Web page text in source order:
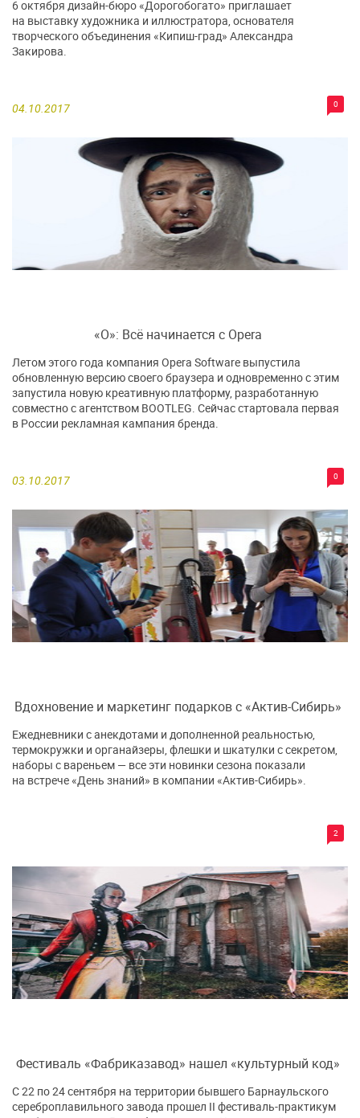
04.10.2017 0
6 октября дизайн-бюро «Дорогобогато» приглашает
на выставку художника и иллюстратора, основателя
творческого объединения «Кипиш-град» Александра
Закирова.
«O»: Всё начинается с Opera
03.10.2017 0
Летом этого года компания Opera Software выпустила
обновленную версию своего браузера и одновременно с этим
запустила новую креативную платформу, разработанную
совместно с агентством BOOTLEG. Сейчас стартовала первая
в России рекламная кампания бренда.
Вдохновение и маркетинг подарков с «Актив-Сибирь»
2
Ежедневники с анекдотами и дополненной реальностью,
термокружки и органайзеры, флешки и шкатулки с секретом,
наборы с вареньем — все эти новинки сезона показали
на встрече «День знаний» в компании «Актив-Сибирь».
Фестиваль «Фабриказавод» нашел «культурный код»
С 22 по 24 сентября на территории бывшего Барнаульского
сереброплавильного завода прошел II фестиваль-практикум